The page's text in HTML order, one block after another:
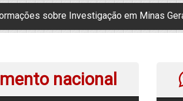
sobre Investigação em Minas
nacional